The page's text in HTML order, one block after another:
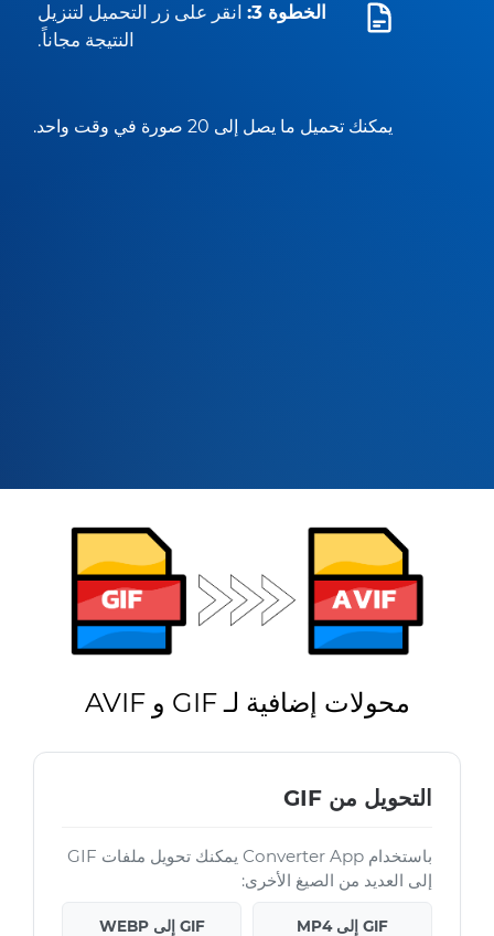
الخطوة 3:
انقر على زر التحميل لتنزيل
النتيجة مجاناً.
يمكنك تحميل ما يصل إلى 20 صورة في وقت واحد.
محولات إضافية لـ GIF و AVIF
التحويل من GIF
باستخدام Converter App يمكنك تحويل ملفات GIF
إلى العديد من الصيغ الأخرى:
GIF إلى MP4 GIF إلى WEBP